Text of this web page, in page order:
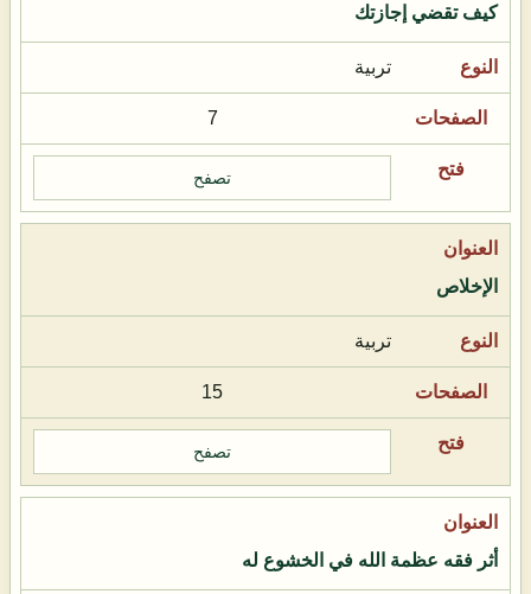
كيف تقضي إجازتك
تربية
7
تصفح
الإخلاص
تربية
15
تصفح
أثر فقه عظمة الله في الخشوع له